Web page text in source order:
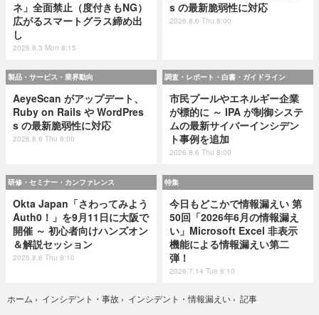
ネ」全面禁止（度付きもNG）
広がるスマートグラス締め出
し
2026.8.3 Mon 8:15
s の最新脆弱性に対応
2026.8.6 Thu 8:00
製品・サービス・業界動向
AeyeScan がアップデート、
Ruby on Rails や WordPres
s の最新脆弱性に対応
2026.8.6 Thu 8:00
調査・レポート・白書・ガイドライン
市民プールやエネルギー企業
が標的に ～ IPA が制御システ
ムの最新サイバーインシデン
ト事例を追加
2026.8.6 Thu 8:00
研修・セミナー・カンファレンス
Okta Japan「さわってみよう
Auth0！」を9月11日に大阪で
開催 ～ 初心者向けハンズオン
＆解説セッション
2026.8.6 Thu 8:10
特集
今日もどこかで情報漏えい 第
50回「2026年6月の情報漏え
い」Microsoft Excel 非表示
機能による情報漏えい第二
弾！
2026.7.14 Tue 8:10
ホーム › インシデント・事故 › インシデント・情報漏えい › 記事